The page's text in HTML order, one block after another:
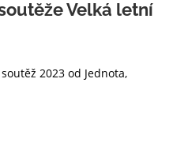
Velká letní
2023 od Jednota,